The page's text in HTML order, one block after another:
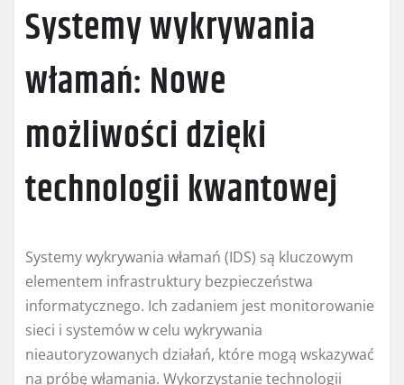
Systemy wykrywania
włamań: Nowe
możliwości dzięki
technologii kwantowej
Systemy wykrywania włamań (IDS) są kluczowym
elementem infrastruktury bezpieczeństwa
informatycznego. Ich zadaniem jest monitorowanie
sieci i systemów w celu wykrywania
nieautoryzowanych działań, które mogą wskazywać
na próbę włamania. Wykorzystanie technologii